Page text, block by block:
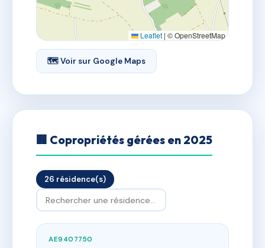
Leaflet | © OpenStreetMap
🗺 Voir sur Google Maps
🏢 Copropriétés gérées en 2025
26 résidence(s)
AE9407750